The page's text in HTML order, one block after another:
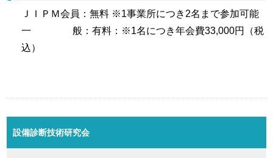
ＪＩＰＭ会員：無料 ※1事業所につき2名まで参加可能
一 般：有料：※1名につき年会費33,000円（税
込）
設備診断技術研究会